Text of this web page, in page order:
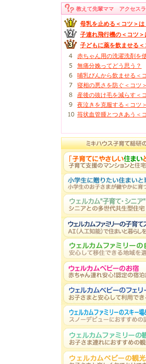
教えて先輩ママ アクセス
母乳を止める＜コツ＞は
子連れ飛行機の＜コツ＞
子どもに薬を飲ませる＜
赤ちゃん用の洗濯洗剤を
無痛分娩ってどう思う？
哺乳びんから飲ませる＜
寝相の悪さを防ぐ＜コツ
産後の抜け毛を減らす＜
夜泣きを克服する＜コツ
苺状血管腫とつきあう＜